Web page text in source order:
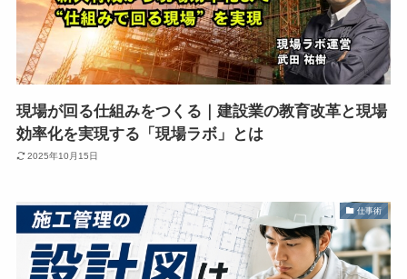
現場が回る仕組みをつくる｜建設業の教育改革と現場
効率化を実現する「現場ラボ」とは
2025年10月15日
仕事術